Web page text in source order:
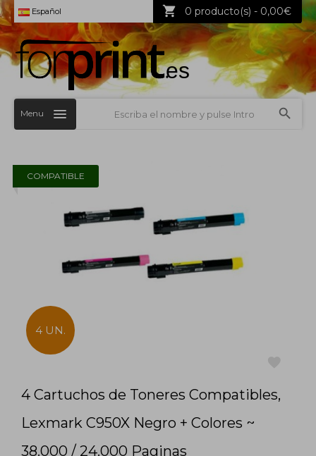
Español 0 producto(s) - 0,00€
Menu
COMPATIBLE
4 UN.
4 Cartuchos de Toneres Compatibles,
Lexmark C950X Negro + Colores ~
38.000 / 24.000 Paginas